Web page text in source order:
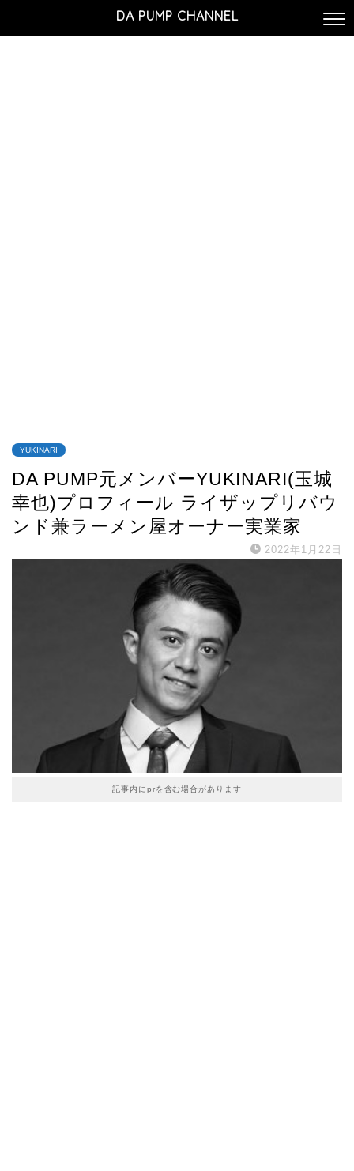
DA PUMP CHANNEL
YUKINARI
DA PUMP元メンバーYUKINARI(玉城
幸也)プロフィール ライザップリバウ
ンド兼ラーメン屋オーナー実業家
2022年1月22日
記事内にprを含む場合があります